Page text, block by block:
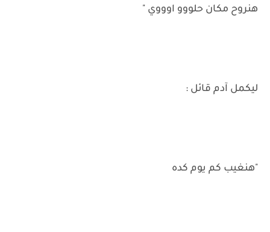
هنروح مكان حلووو اوووي "
ليكمل آدم قائل :
"هنغيب كم يوم كده